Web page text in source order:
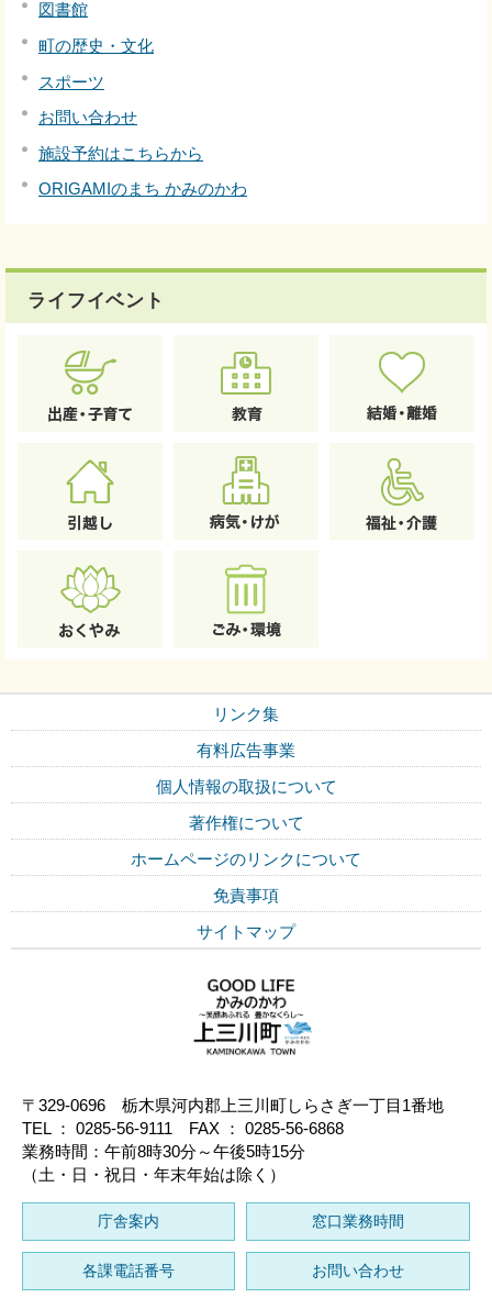
図書館
町の歴史・文化
スポーツ
お問い合わせ
施設予約はこちらから
ORIGAMIのまち かみのかわ
ライフイベント
リンク集
有料広告事業
個人情報の取扱について
著作権について
ホームページのリンクについて
免責事項
サイトマップ
〒329-0696 栃木県河内郡上三川町しらさぎ一丁目1番地
TEL ： 0285-56-9111 FAX ： 0285-56-6868
業務時間：午前8時30分～午後5時15分
（土・日・祝日・年末年始は除く）
庁舎案内 窓口業務時間
各課電話番号 お問い合わせ